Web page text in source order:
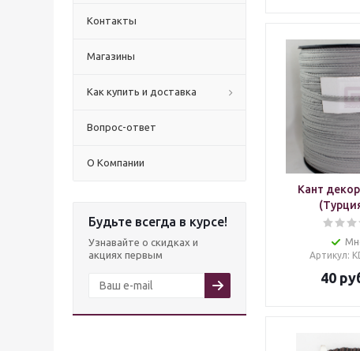
Контакты
Магазины
Как купить и доставка
Вопрос-ответ
О Компании
Будьте всегда в курсе!
Узнавайте о скидках и
акциях первым
Кант
Артикул:
40